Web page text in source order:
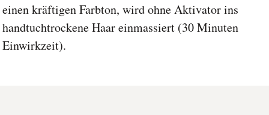
einen kräftigen Farbton, wird ohne Aktivator ins
handtuchtrockene Haar einmassiert (30 Minuten
Einwirkzeit).